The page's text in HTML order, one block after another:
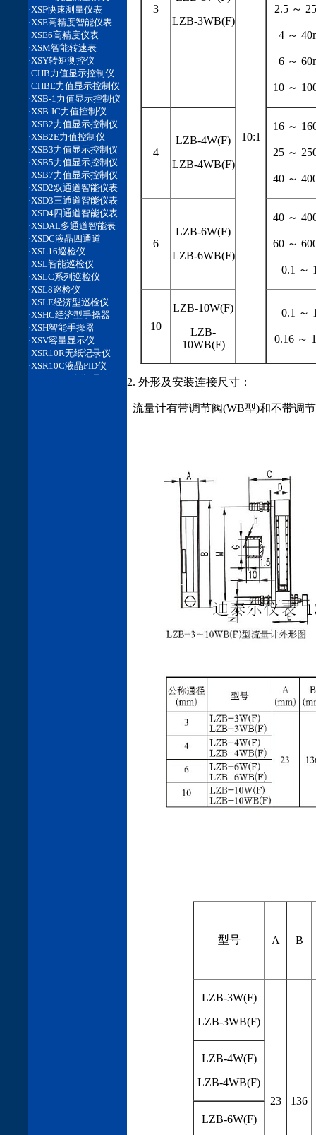
3
LZB-3WB(F)
10:1
2.5 ～
4 ～
6 ～
10 ～
4
LZB-4W(F)
LZB-4WB(F)
16 ～
25 ～
40 ～
6
LZB-6W(F)
LZB-6WB(F)
40 ～
60 ～
0.1 ～
10
LZB-10W(F)
LZB-
10WB(F)
0.1 ～
0.16 ～
2. 外形及安装连接尺寸：
流量计有带调节阀(WB型)和不带调
型号 A B
LZB-3W(F)
LZB-3WB(F)
23 136
LZB-4W(F)
LZB-4WB(F)
LZB-6W(F)